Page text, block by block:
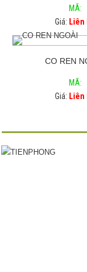
MÃ:
Giá: Liên
CO REN
MÃ:
Giá: Liên